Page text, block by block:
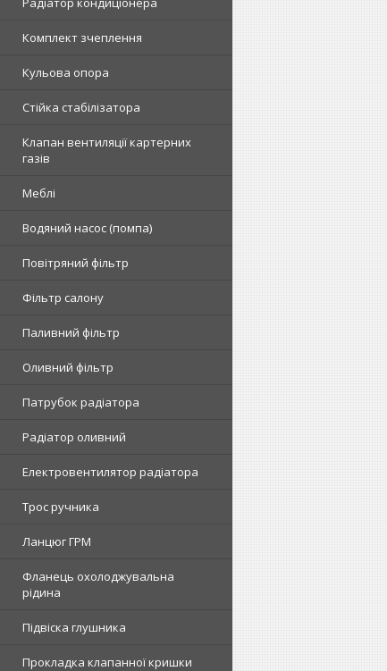
Комплект зчеплення
Кульова опора
Стійка стабілізатора
Клапан вентиляції картерних
газів
Меблі
Водяний насос (помпа)
Повітряний фільтр
Фільтр салону
Паливний фільтр
Оливний фільтр
Патрубок радіатора
Радіатор оливний
Електровентилятор радіатора
Трос ручника
Ланцюг ГРМ
Фланець охолоджувальна
рідина
Підвіска глушника
Прокладка клапанної кришки